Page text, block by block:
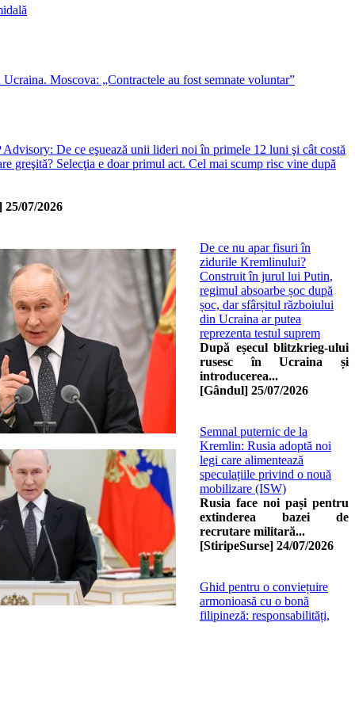
Moscova: „Contractele au fost semnate voluntar”
Advisory: De ce eşuează unii lideri noi în primele 12 luni şi cât costă
greşită? Selecţia e doar primul act. Cel mai scump risc vine după
25/07/2026
De ce nu apar fisuri în
zidurile Kremlinului?
Construit în jurul lui Putin,
regimul absoarbe șoc după
șoc, dar sfârșitul războiului
din Ucraina ar putea
reprezenta testul suprem
După eșecul blitzkrieg-ului
rusesc în Ucraina și
introducerea...
[Gândul] 25/07/2026
Semnal puternic de la
Kremlin: Rusia adoptă noi
legi care alimentează
speculațiile privind o nouă
mobilizare (ISW)
Rusia face noi pași pentru
extinderea bazei de
recrutare militară...
[StiripeSurse] 24/07/2026
Ghid pentru o conviețuire
armonioasă cu o bonă
filipineză: responsabilități,